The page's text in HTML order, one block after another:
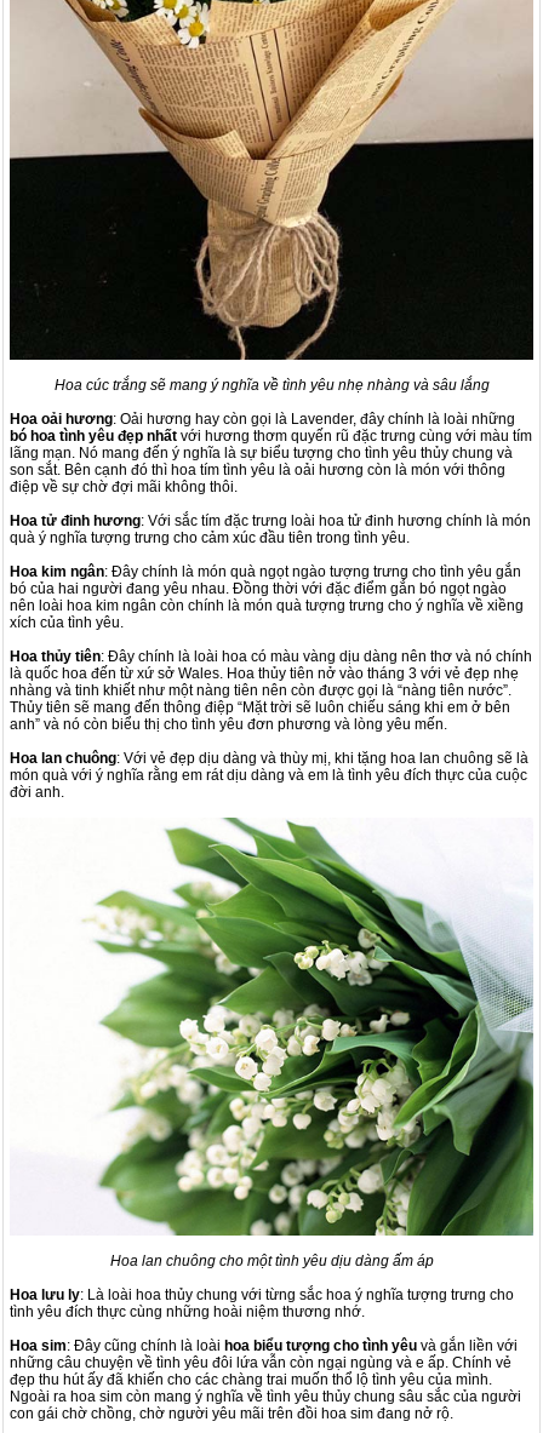
Hoa cúc trắng sẽ mang ý nghĩa về tình yêu nhẹ nhàng và sâu lắng
Hoa oải hương: Oải hương hay còn gọi là Lavender, đây chính là loài những
bó hoa tình yêu đẹp nhất với hương thơm quyến rũ đặc trưng cùng với màu tím
lãng mạn. Nó mang đến ý nghĩa là sự biểu tượng cho tình yêu thủy chung và
son sắt. Bên cạnh đó thì hoa tím tình yêu là oải hương còn là món với thông
điệp về sự chờ đợi mãi không thôi.
Hoa tử đinh hương: Với sắc tím đặc trưng loài hoa tử đinh hương chính là món
quà ý nghĩa tượng trưng cho cảm xúc đầu tiên trong tình yêu.
Hoa kim ngân: Đây chính là món quà ngọt ngào tượng trưng cho tình yêu gắn
bó của hai người đang yêu nhau. Đồng thời với đặc điểm gắn bó ngọt ngào
nên loài hoa kim ngân còn chính là món quà tượng trưng cho ý nghĩa về xiềng
xích của tình yêu.
Hoa thủy tiên: Đây chính là loài hoa có màu vàng dịu dàng nên thơ và nó chính
là quốc hoa đến từ xứ sở Wales. Hoa thủy tiên nở vào tháng 3 với vẻ đẹp nhẹ
nhàng và tinh khiết như một nàng tiên nên còn được gọi là “nàng tiên nước”.
Thủy tiên sẽ mang đến thông điệp “Mặt trời sẽ luôn chiếu sáng khi em ở bên
anh” và nó còn biểu thị cho tình yêu đơn phương và lòng yêu mến.
Hoa lan chuông: Với vẻ đẹp dịu dàng và thùy mị, khi tặng hoa lan chuông sẽ là
món quà với ý nghĩa rằng em rát dịu dàng và em là tình yêu đích thực của cuộc
đời anh.
Hoa lan chuông cho một tình yêu dịu dàng ấm áp
Hoa lưu ly: Là loài hoa thủy chung với từng sắc hoa ý nghĩa tượng trưng cho
tình yêu đích thực cùng những hoài niệm thương nhớ.
Hoa sim: Đây cũng chính là loài hoa biểu tượng cho tình yêu và gắn liền với
những câu chuyện về tình yêu đôi lứa vẫn còn ngại ngùng và e ấp. Chính vẻ
đẹp thu hút ấy đã khiến cho các chàng trai muốn thổ lộ tình yêu của mình.
Ngoài ra hoa sim còn mang ý nghĩa về tình yêu thủy chung sâu sắc của người
con gái chờ chồng, chờ người yêu mãi trên đồi hoa sim đang nở rộ.